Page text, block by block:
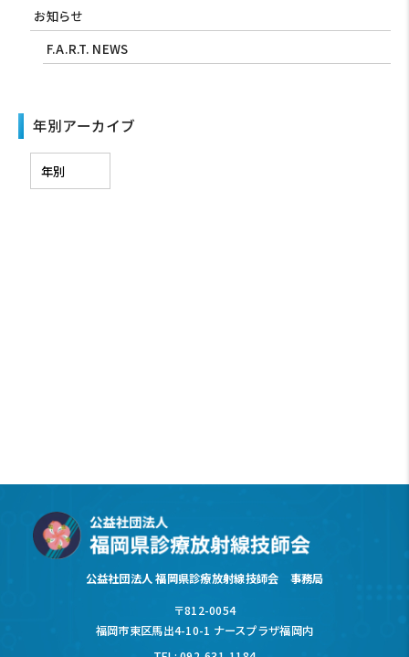
お知らせ
F.A.R.T. NEWS
年別アーカイブ
公益社団法人 福岡県診療放射線技師会 事務局
〒812-0054
福岡市東区馬出4-10-1 ナースプラザ福岡内